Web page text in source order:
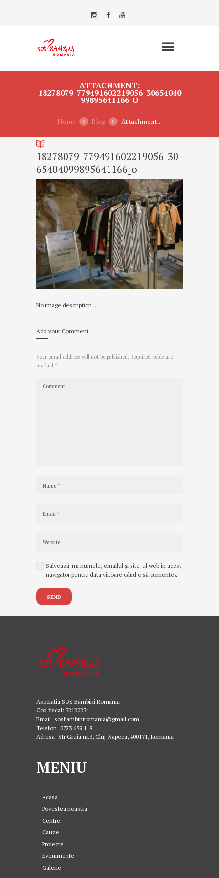
ATTACHMENT:
18278079_779491602219056_30654040
99895641166_O
Home Blog Attachment...
18278079_779491602219056_30
65404099895641166_o
No image description ...
Add your Comment
Your email address will not be published. Required fields are
marked *
Salvează-mi numele, emailul și site-ul web în acest
navigator pentru data viitoare când o să comentez.
Asociatia SOS Bambini Romania
Cod fiscal: 32120234
Email: sosbambiniromania@gmail.com
Telefon: 0723 659 118
Adresa: Str.Gruia nr.3, Cluj-Napoca, 400171, Romania
MENIU
Acasa
Povestea noastra
Centre
Cauze
Proiecte
Evenimente
Galerie